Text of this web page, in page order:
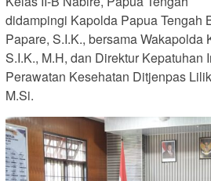
didampingi Kapolda Papua Tengah
Papare, S.I.K., bersama Wakapolda
S.I.K., M.H, dan Direktur Kepatuhan
Perawatan Kesehatan Ditjenpas
M.Si.